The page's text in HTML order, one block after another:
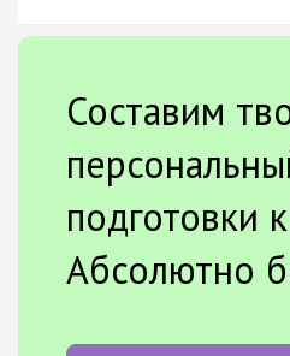
Составим
подготовки
Абсолютно